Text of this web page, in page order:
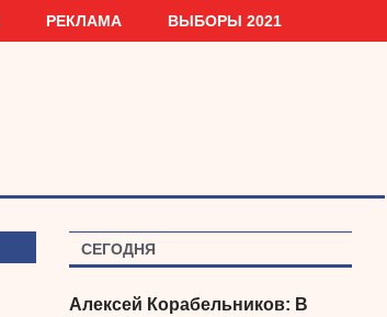
РЕКЛАМА ВЫБОРЫ 2021
СЕГОДНЯ
Алексей Корабельников: В